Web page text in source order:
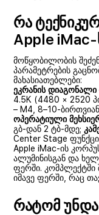
რა
Apple iMac-
მოწყობილობის
პარამეტრების
მახასიათებლები:
ეკრანის დიაგონალი
4.5K (4480 × 2520
– M4, 8–10-
ოპერატიული
გბ-დან 2 ტბ-მდე;
Center Stage
Apple iMac-ის
ალუმინისგან და
ფერში. კომპლექტში
იმავე ფერში, რაც
რატომ